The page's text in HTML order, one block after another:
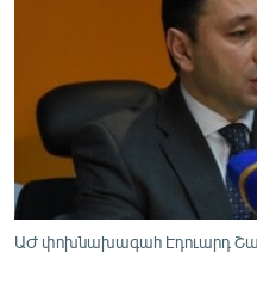
ՍՊՈՐՏ
ՄԵԿՆԱԲԱՆՈՒԹՅՈՒՆ
ՏՏ ԵՒ ԻՆՏԵՐՆԵՏ
ԿՈՐՈՆԱՎԻՐՈՒՍ
ԱԺ փոխնախագահ Էդուարդ